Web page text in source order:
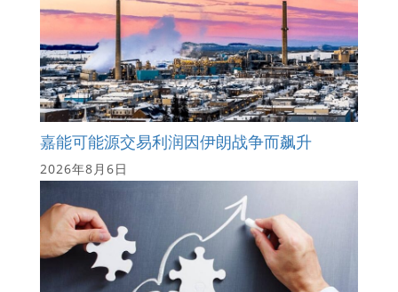
嘉能可能源交易利润因伊朗战争而飙升
2026年8月6日